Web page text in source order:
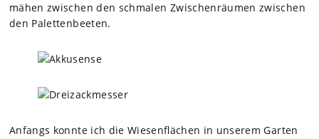
mä­hen zwi­schen den schma­len Zwi­schen­räu­men zwi­schen
den Palet­ten­bee­ten.
Anfangs konnte ich die Wie­sen­flä­chen in unse­rem Gar­ten